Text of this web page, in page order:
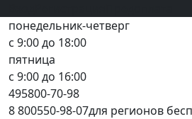
понедельник-четверг
с 9:00 до 18:00
пятница
с 9:00 до 16:00
495800-70-98
8 800550-98-07для регионов